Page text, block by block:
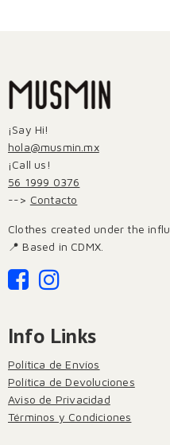
¡Say Hi!
hola@musmin.mx
¡Call us!
56 1999 0376
--> Contacto
Clothes created under the
📍 Based in CDMX.
Info Links
Política de Envíos
Política de Devoluciones
Aviso de Privacidad
Términos y Condiciones